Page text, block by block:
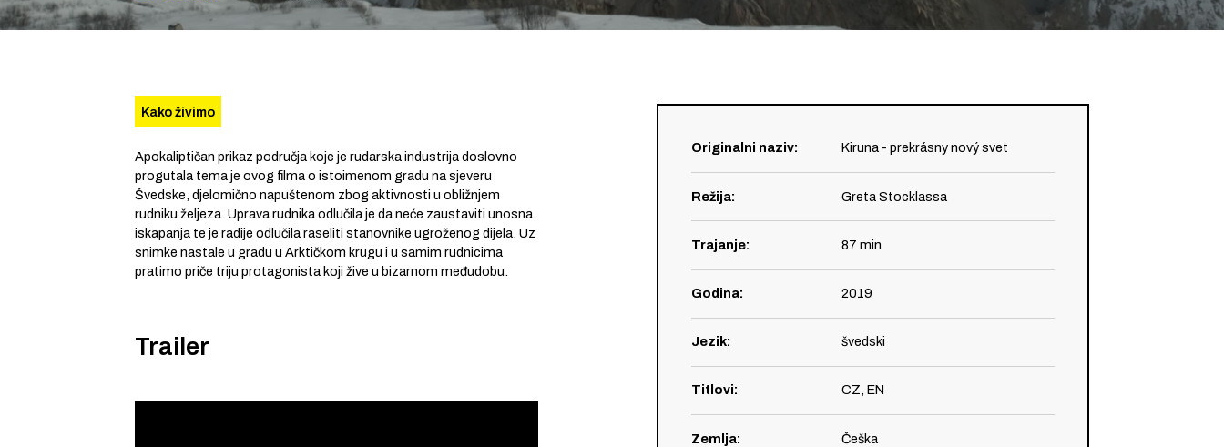
Kako živimo
Apokaliptičan prikaz područja koje je rudarska industrija doslovno
progutala tema je ovog filma o istoimenom gradu na sjeveru
Švedske, djelomično napuštenom zbog aktivnosti u obližnjem
rudniku željeza. Uprava rudnika odlučila je da neće zaustaviti unosna
iskapanja te je radije odlučila raseliti stanovnike ugroženog dijela. Uz
snimke nastale u gradu u Arktičkom krugu i u samim rudnicima
pratimo priče triju protagonista koji žive u bizarnom međudobu.
Trailer
Originalni naziv: Kiruna - prekrásny nový svet
Režija: Greta Stocklassa
Trajanje: 87 min
Godina: 2019
Jezik: švedski
Titlovi: CZ, EN
Zemlja: Češka